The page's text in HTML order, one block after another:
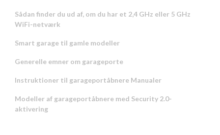
Sådan finder du ud af, om du har et 2,4 GHz eller 5 GHz
WiFi-netværk
Smart garage til gamle modeller
Generelle emner om garageporte
Instruktioner til garageportåbnere Manualer
Modeller af garageportåbnere med Security 2.0-
aktivering